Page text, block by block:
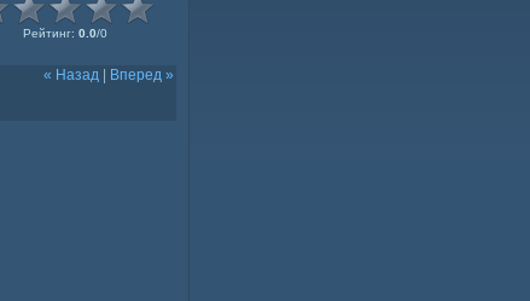
Рейтинг: 0.0/0
« Назад Вперед »